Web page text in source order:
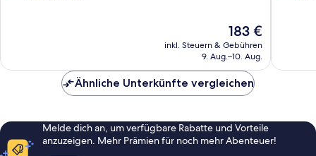
Der
Preis
beträgt
183 €
inkl. Steuern & Gebühren
9. Aug.–10. Aug.
Ähnliche Unterkünfte vergleichen
Melde dich an, um verfügbare Rabatte und Vorteile
anzuzeigen. Mehr Prämien für noch mehr Abenteuer!